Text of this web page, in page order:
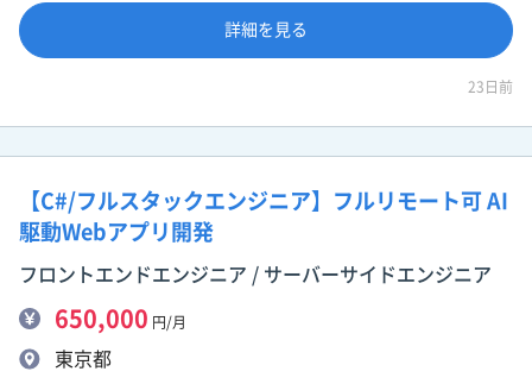
詳細を見る
23日前
【C#/フルスタックエンジニア】フルリモート可 AI
駆動Webアプリ開発
フロントエンドエンジニア / サーバーサイドエンジニア
650,000 円/月
東京都